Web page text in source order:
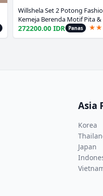
Willshela Set 2 Potong
Kemeja Berenda Motif Pita &
Pendek Mini Ritsleting
Set Celana Pendek Wanita
272200.00 IDR Panas ★★
Asia
Korea
Japan